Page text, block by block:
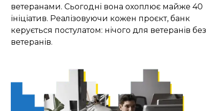
ветеранами. Сьогодні вона охоплює майже 40
ініціатив. Реалізовуючи кожен проєкт, банк
керується постулатом: нічого для ветеранів без
ветеранів.